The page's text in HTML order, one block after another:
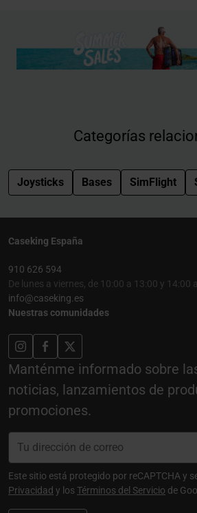
Categorías
Joysticks Bases SimFlight
Caseking España
910 626 594
De lunes a viernes, de 10:00 a 13:00 y 14:00
info@caseking.es
Nuestras comunidades
Manténme informado sobre
noticias, lanzamientos de
promociones.
Este sitio está protegido por reCAPTCHA y
Privacidad y losTérminos del Servicio de